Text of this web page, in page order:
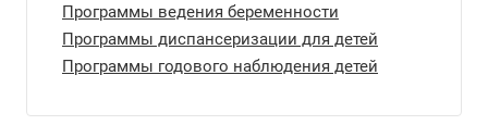
Программы ведения беременности
Программы диспансеризации для детей
Программы годового наблюдения детей